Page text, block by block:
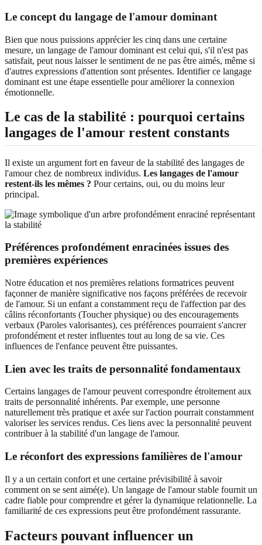
Le concept du langage de l'amour dominant
Bien que nous puissions apprécier les cinq dans une certaine
mesure, un langage de l'amour dominant est celui qui, s'il n'est pas
satisfait, peut nous laisser le sentiment de ne pas être aimés, même si
d'autres expressions d'attention sont présentes. Identifier ce langage
dominant est une étape essentielle pour améliorer la connexion
émotionnelle.
Le cas de la stabilité : pourquoi certains
langages de l'amour restent constants
Il existe un argument fort en faveur de la stabilité des langages de
l'amour chez de nombreux individus. Les langages de l'amour
restent-ils les mêmes ? Pour certains, oui, ou du moins leur
principal.
Préférences profondément enracinées issues des
premières expériences
Notre éducation et nos premières relations formatrices peuvent
façonner de manière significative nos façons préférées de recevoir
de l'amour. Si un enfant a constamment reçu de l'affection par des
câlins réconfortants (Toucher physique) ou des encouragements
verbaux (Paroles valorisantes), ces préférences pourraient s'ancrer
profondément et rester influentes tout au long de sa vie. Ces
influences de l'enfance peuvent être puissantes.
Lien avec les traits de personnalité fondamentaux
Certains langages de l'amour peuvent correspondre étroitement aux
traits de personnalité inhérents. Par exemple, une personne
naturellement très pratique et axée sur l'action pourrait constamment
valoriser les services rendus. Ces liens avec la personnalité peuvent
contribuer à la stabilité d'un langage de l'amour.
Le réconfort des expressions familières de l'amour
Il y a un certain confort et une certaine prévisibilité à savoir
comment on se sent aimé(e). Un langage de l'amour stable fournit un
cadre fiable pour comprendre et gérer la dynamique relationnelle. La
familiarité de ces expressions peut être profondément rassurante.
Facteurs pouvant influencer un